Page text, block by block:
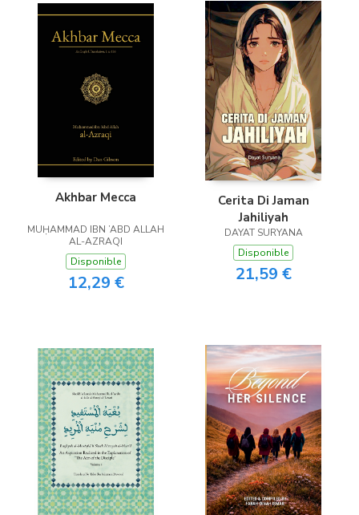
Akhbar Mecca
MUḤAMMAD IBN ’ABD ALLAH
AL-AZRAQI
Disponible
12,29 €
Cerita Di Jaman
Jahiliyah
DAYAT SURYANA
Disponible
21,59 €